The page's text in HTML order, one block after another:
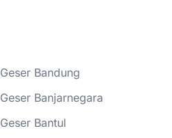
Bandung
Banjarnegara
Bantul